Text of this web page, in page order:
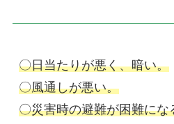
〇日当たりが悪く、暗い。
〇風通しが悪い。
〇災害時の避難が困難にな